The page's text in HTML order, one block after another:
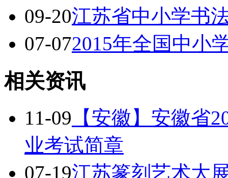
09-20江苏省中小学书
07-072015年全国中小
相关资讯
11-09 【安徽】安徽省
业考试简章
07-19江苏篆刻艺术大